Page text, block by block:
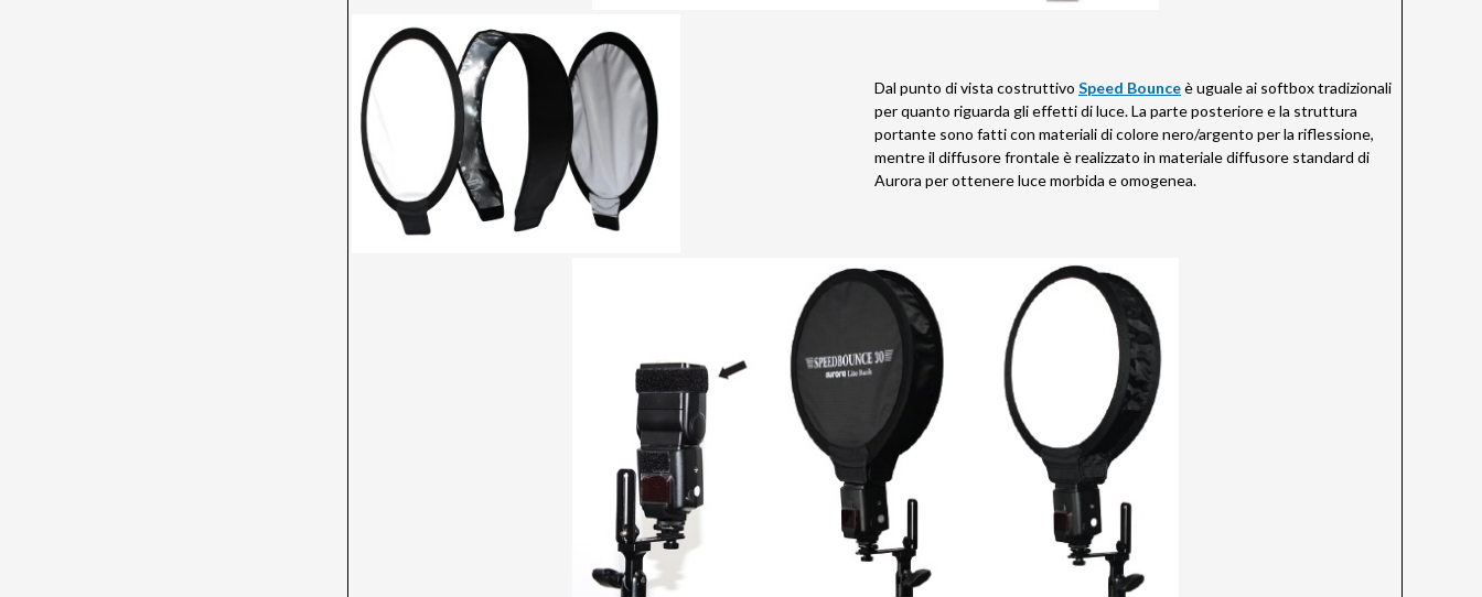
Dal punto di vista costruttivo Speed Bounceè uguale ai softbox tradizionali
per quanto riguarda gli effetti di luce. La parte posteriore e la struttura
portante sono fatti con materiali di colore nero/argento per la riflessione,
mentre il diffusore frontale è realizzato in materiale diffusore standard di
Aurora per ottenere luce morbida e omogenea.